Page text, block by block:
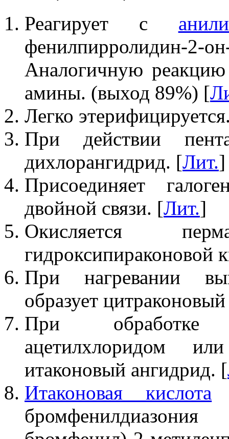
Реагирует с
фенилпирролидин-
Аналогичную
амины. (выход 89%) [
Легко
При действии
дихлорангидрид. [Лит.]
Присоединяет
двойной связи. [Лит.]
Окисляется
гидроксипираконовой
При нагревании
образует
При обработке
ацетилхлоридом
итаконовый ангидрид. [
Итаконовая кислота